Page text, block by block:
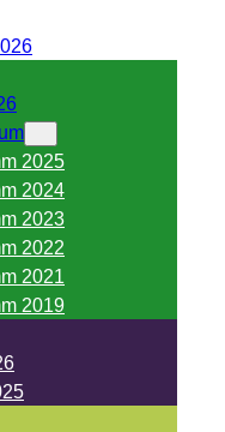
2025
2024
2023
2022
2021
2019